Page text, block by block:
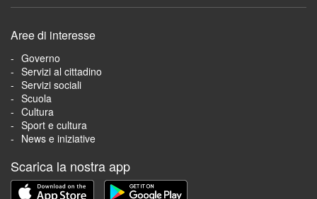
Aree di interesse
Governo
Servizi al cittadino
Servizi sociali
Scuola
Cultura
Sport e cultura
News e iniziative
Scarica la nostra app